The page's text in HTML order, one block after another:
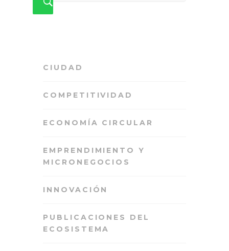
CIUDAD
COMPETITIVIDAD
ECONOMÍA CIRCULAR
EMPRENDIMIENTO Y
MICRONEGOCIOS
INNOVACIÓN
PUBLICACIONES DEL
ECOSISTEMA